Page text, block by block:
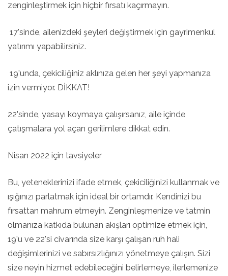
zenginleştirmek için hiçbir fırsatı kaçırmayın.
17'sinde, ailenizdeki şeyleri değiştirmek için gayrimenkul
yatırımı yapabilirsiniz.
19'unda, çekiciliğiniz aklınıza gelen her şeyi yapmanıza
izin vermiyor. DİKKAT!
22'sinde, yasayı koymaya çalışırsanız, aile içinde
çatışmalara yol açan gerilimlere dikkat edin.
Nisan 2022 için tavsiyeler
Bu, yeteneklerinizi ifade etmek, çekiciliğinizi kullanmak ve
ışığınızı parlatmak için ideal bir ortamdır. Kendinizi bu
fırsattan mahrum etmeyin. Zenginleşmenize ve tatmin
olmanıza katkıda bulunan akışları optimize etmek için,
19'u ve 22'si civarında size karşı çalışan ruh hali
değişimlerinizi ve sabırsızlığınızı yönetmeye çalışın. Sizi
size neyin hizmet edebileceğini belirlemeye, ilerlemenize